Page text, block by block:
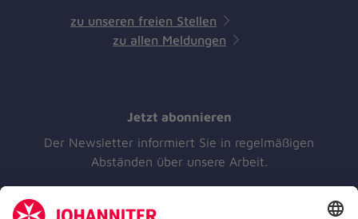
zu unseren freien Stellen
zu allen Meldungen
Jetzt abonnieren
Der Newsletter informiert Sie in regelmäßigen
Abständen über unsere Arbeit.